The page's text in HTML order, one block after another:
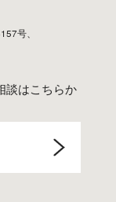
号、
談はこちらか